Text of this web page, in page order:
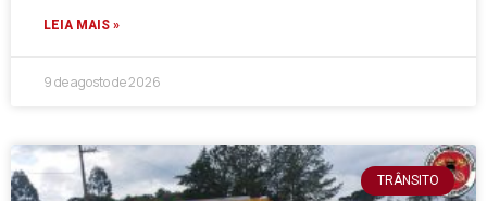
LEIA MAIS »
9 de agosto de 2026
TRÂNSITO